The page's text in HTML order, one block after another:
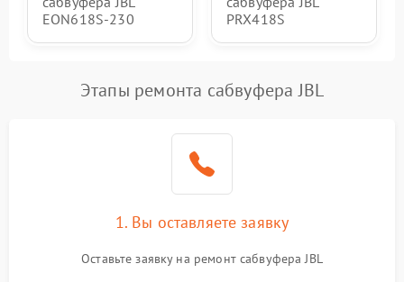
EON618S-230
PRX418S
Этапы ремонта сабвуфера JBL
1. Вы оставляете заявку
Оставьте заявку на ремонт сабвуфера JBL